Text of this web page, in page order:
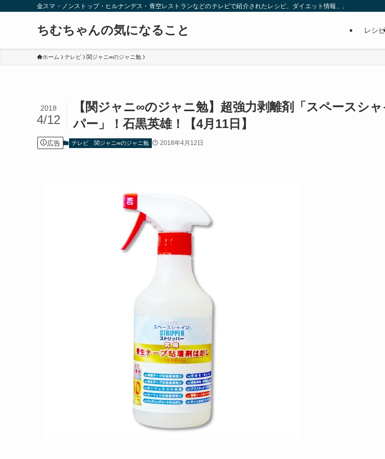
金スマ・ノンストップ・ヒルナンデス・青空レストランなどのテレビで紹介されたレシピ、ダイエット情報、お取り寄せなど
ちむちゃんの気になること レシピ
ホーム テレビ 関ジャニ∞のジャニ勉
【関ジャニ∞のジャニ勉】超強力剥離剤「スペースシ
パー」！石黒英雄！【4月11日】
2018
4/12
広告 テレビ 関ジャニ∞のジャニ勉 2018年4月12日